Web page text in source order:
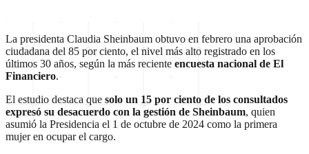
La presidenta Claudia Sheinbaum obtuvo en febrero una aprobación
ciudadana del 85 por ciento, el nivel más alto registrado en los
últimos 30 años, según la más reciente encuesta nacional de El
Financiero.
El estudio destaca que solo un 15 por ciento de los consultados
expresó su desacuerdo con la gestión de Sheinbaum, quien
asumió la Presidencia el 1 de octubre de 2024 como la primera
mujer en ocupar el cargo.